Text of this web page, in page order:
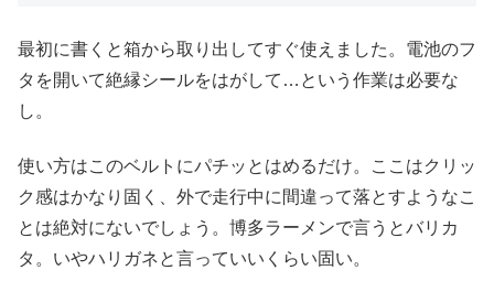
最初に書くと箱から取り出してすぐ使えました。電池のフ
タを開いて絶縁シールをはがして…という作業は必要な
し。
使い方はこのベルトにパチッとはめるだけ。ここはクリッ
ク感はかなり固く、外で走行中に間違って落とすようなこ
とは絶対にないでしょう。博多ラーメンで言うとバリカ
タ。いやハリガネと言っていいくらい固い。